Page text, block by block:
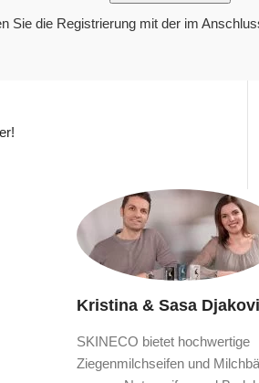
Sie die Registrierung mit der im
und akzeptiere die
Kristina & Sasa
SKINECO bietet hochwertige
Ziegenmilchseifen und